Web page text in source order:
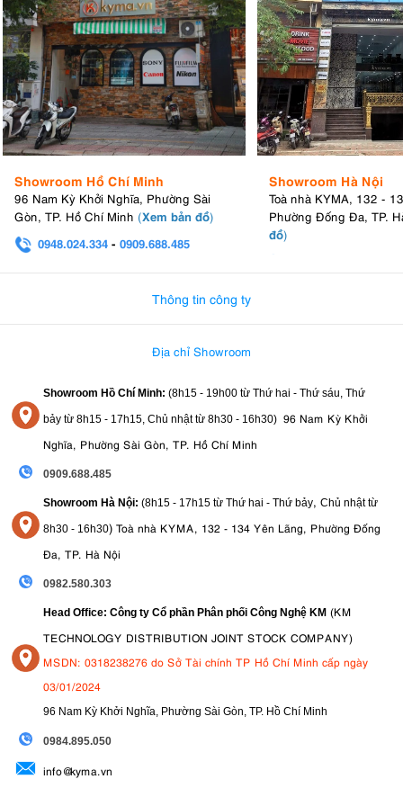
Showroom Hồ Chí Minh
96 Nam Kỳ Khởi Nghĩa, Phường Sài
Gòn, TP. Hồ Chí Minh (Xem bản đồ)
0948.024.334 - 0909.688.485
Showroom Hà Nội
Toà nhà KYMA, 132 -
Phường Đống Đa, TP.
đồ)
Thông tin công ty
Địa chỉ Showroom
Showroom Hồ Chí Minh: (8h15 - 19h00 từ Thứ hai - Thứ sáu, Thứ
bảy từ 8h15 - 17h15, Chủ nhật từ 8h30 - 16h30) 96 Nam Kỳ Khởi
Nghĩa, Phường Sài Gòn, TP. Hồ Chí Minh
0909.688.485
Showroom Hà Nội: (8h15 - 17h15 từ Thứ hai - Thứ bảy, Chủ nhật từ
8h30 - 16h30) Toà nhà KYMA, 132 - 134 Yên Lãng, Phường Đống
Đa, TP. Hà Nội
0982.580.303
Head Office: Công ty Cổ phần Phân phối Công Nghệ KM (KM
TECHNOLOGY DISTRIBUTION JOINT STOCK COMPANY)
MSDN: 0318238276 do Sở Tài chính TP Hồ Chí Minh cấp ngày
03/01/2024
96 Nam Kỳ Khởi Nghĩa, Phường Sài Gòn, TP. Hồ Chí Minh
0984.895.050
info@kyma.vn